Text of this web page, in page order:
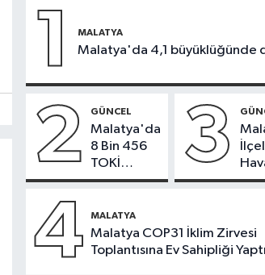
1 MALATYA
Malatya'da 4,1 büyüklüğünde
2 GÜNCEL
Malatya'da
8 Bin 456
TOKİ
Konutunun
Bugün
Çekiliyor
3
4 MALATYA
Malatya COP31 İklim Zirvesi
Toplantısına Ev Sahipliği Yaptı